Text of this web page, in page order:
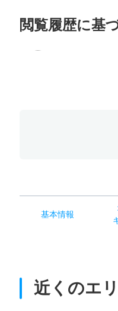
閲覧履歴に基
基本情報
近くのエ